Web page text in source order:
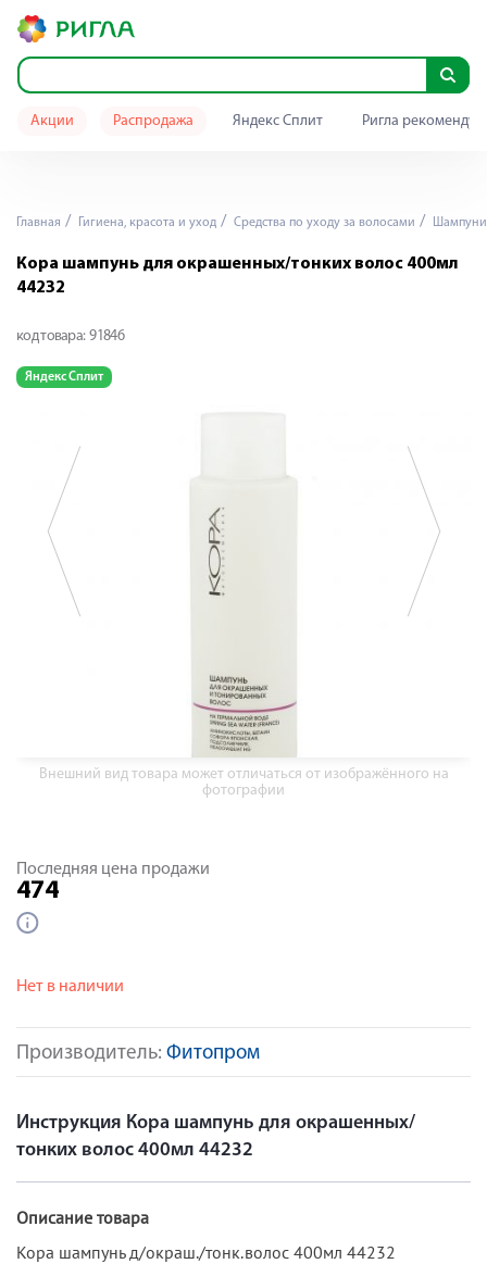
Акции Распродажа Яндекс Сплит Ригла
Главная Гигиена, красота и уход Средства по уходу за волосами Шампуни
Кора шампунь для окрашенных/тонких волос 400мл
44232
код товара: 91846
Яндекс Сплит
Внешний вид товара может отличаться от изображённого на
фотографии
Производитель: Фитопром
Последняя цена продажи
474
Нет в наличии
Инструкция Кора шампунь для окрашенных/
тонких волос 400мл 44232
Описание товара
Кора шампунь д/окраш./тонк.волос 400мл 44232